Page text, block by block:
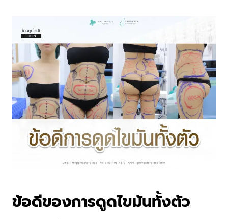
ข้อดีของการดูดไขมันทั้งตัว